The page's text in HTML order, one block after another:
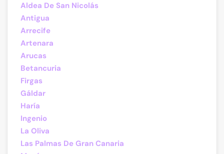
Aldea De San Nicolás
Antigua
Arrecife
Artenara
Arucas
Betancuria
Firgas
Gáldar
Haría
Ingenio
La Oliva
Las Palmas De Gran Canaria